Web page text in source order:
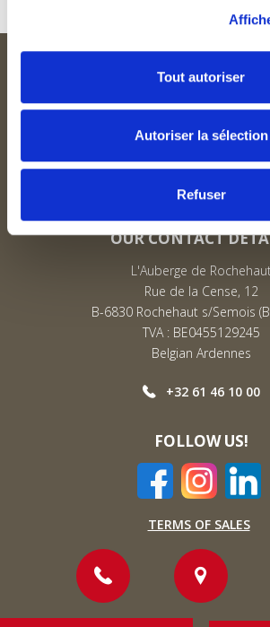
Tout autoriser
Autoriser la sélection
Refuser
OUR CONTACT
L'Auberge de
Rue de la Cense, 12
B-6830 Rochehaut s/Semois
TVA : BE0455129245
Belgian Ardennes
+32 61 46 10 00
FOLLOW US!
TERMS OF SALES